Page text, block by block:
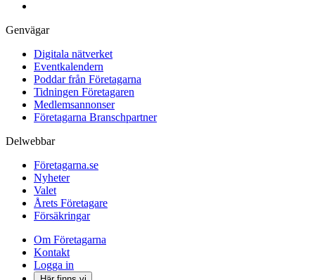
Genvägar
Digitala nätverket
Eventkalendern
Poddar från Företagarna
Tidningen Företagaren
Medlemsannonser
Företagarna Branschpartner
Delwebbar
Företagarna.se
Nyheter
Valet
Årets Företagare
Försäkringar
Om Företagarna
Kontakt
Logga in